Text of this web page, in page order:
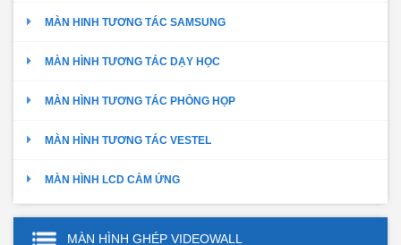
MÀN HINH TƯƠNG TÁC SAMSUNG
MÀN HÌNH TƯƠNG TÁC DẠY HỌC
MÀN HÌNH TƯƠNG TÁC PHÒNG HỌP
MÀN HÌNH TƯƠNG TÁC VESTEL
MÀN HÌNH LCD CẢM ỨNG
MÀN HÌNH GHÉP VIDEOWALL